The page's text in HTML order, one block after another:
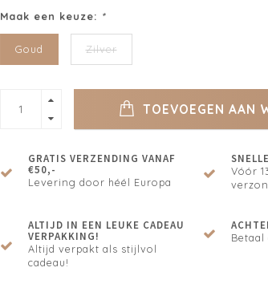
Maak een keuze: *
Goud Zilver
TOEVOEGEN AAN
GRATIS VERZENDING VANAF
€50,-
Levering door héél Europa
Vóór
ALTIJD IN EEN LEUKE CADEAU
VERPAKKING!
Altijd verpakt als stijlvol
cadeau!